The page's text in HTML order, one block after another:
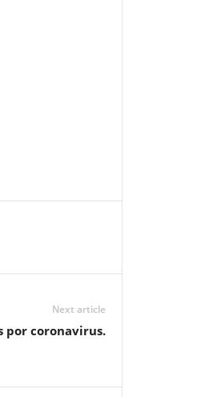
Next article
por coronavirus.